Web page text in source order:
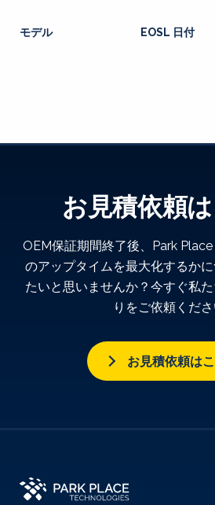
モデル EOSL 日付
お見積依頼
OEM保証期間終了後、Park
のアップタイムを最大化するか
たいと思いませんか？今すぐ私
りをご依頼くださ
お見積依頼は